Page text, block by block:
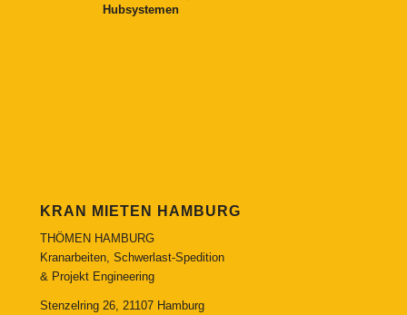
Hubsystemen
KRAN MIETEN HAMBURG
THÖMEN HAMBURG
Kranarbeiten, Schwerlast-Spedition
& Projekt Engineering
Stenzelring 26, 21107 Hamburg